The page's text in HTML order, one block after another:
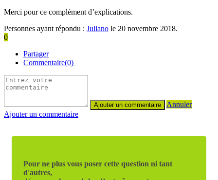
Merci pour ce complément d’explications.
Personnes ayant répondu : Juliano le 20 novembre 2018.
0
Partager
Commentaire(0)
Annuler
Ajouter un commentaire
Pour ne plus vous poser cette question ni tant
d'autres,